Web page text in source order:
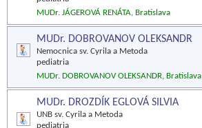
MUDr. JÁGEROVÁ RENÁTA, Bratislava
MUDr. DOBROVANOV OLEKSANDR
Nemocnica sv. Cyrila a Metoda
pediatria
MUDr. DOBROVANOV OLEKSANDR, Bratislava
MUDr. DROZDÍK EGLOVÁ SILVIA
UNB sv. Cyrila a Metoda
pediatria